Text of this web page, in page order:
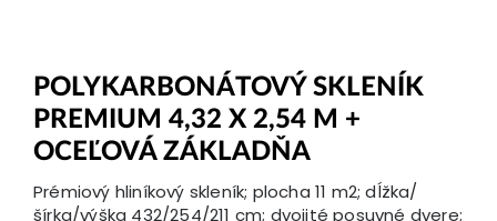
POLYKARBONÁTOVÝ SKLENÍK
PREMIUM 4,32 X 2,54 M +
OCEĽOVÁ ZÁKLADŇA
Prémiový hliníkový skleník; plocha 11 m2; dĺžka/
šírka/výška 432/254/211 cm; dvojité posuvné dvere;